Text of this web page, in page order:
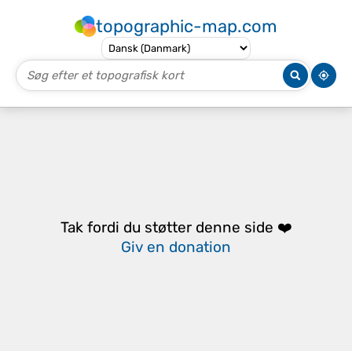
topographic-map.com
Tak fordi du støtter denne side ❤️
Giv en donation